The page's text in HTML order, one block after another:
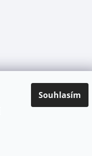
Souhlasím